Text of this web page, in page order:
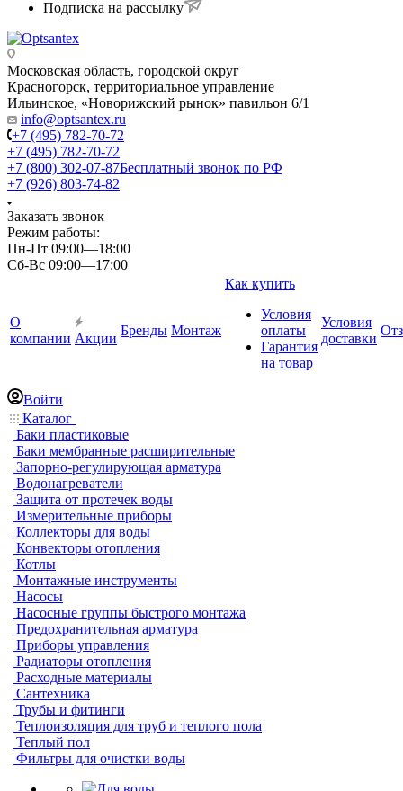
Подписка на рассылку
Московская область, городской округ
Красногорск, территориальное управление
Ильинское, «Новорижский рынок» павильон 6/1
info@optsantex.ru
+7 (495) 782-70-72
+7 (495) 782-70-72
+7 (800) 302-07-87Бесплатный звонок по РФ
+7 (926) 803-74-82
Заказать звонок
Режим работы:
Пн-Пт 09:00—18:00
Сб-Вс 09:00—17:00
О
компании Акции
Бренды Монтаж
Как купить
Условия
оплаты
Гарантия
на товар
Условия
доставки
Войти
Каталог
Баки пластиковые
Баки мембранные расширительные
Запорно-регулирующая арматура
Водонагреватели
Защита от протечек воды
Измерительные приборы
Коллекторы для воды
Конвекторы отопления
Котлы
Монтажные инструменты
Насосы
Насосные группы быстрого монтажа
Предохранительная арматура
Приборы управления
Радиаторы отопления
Расходные материалы
Сантехника
Трубы и фитинги
Теплоизоляция для труб и теплого пола
Теплый пол
Фильтры для очистки воды